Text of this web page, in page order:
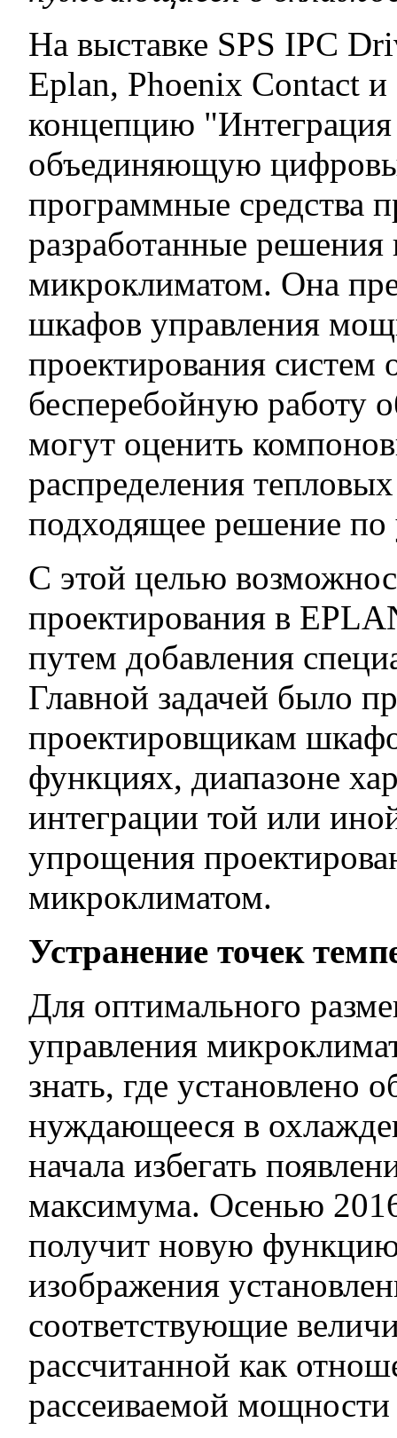
На выставке SPS IPC
Eplan, Phoenix Contact
концепцию "Интеграция
объединяющую
программные средства
разработанные
микроклиматом. Она
шкафов управления
проектирования
бесперебойную работу
могут оценить
распределения
подходящее решение
С этой целью
проектирования в
путем добавления
Главной задачей было
проектировщикам
функциях, диапазоне
интеграции той или
упрощения
микроклиматом.
Устранение точек
Для оптимального
управления
знать, где установлено
нуждающееся в
начала избегать
максимума. Осенью
получит новую
изображения
соответствующие
рассчитанной как
рассеиваемой